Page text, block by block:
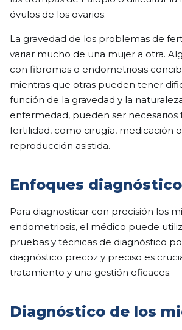
óvulos de los ovarios.
La gravedad de los problemas de
variar mucho de una mujer a otra.
con fibromas o endometriosis
mientras que otras pueden tener
función de la gravedad y la
enfermedad, pueden ser necesarios
fertilidad, como cirugía, medicación
reproducción asistida.
Enfoques
Para diagnosticar con precisión los
endometriosis, el médico puede
pruebas y técnicas de diagnóstico
diagnóstico precoz y preciso es
tratamiento y una gestión eficaces.
Diagnóstico de los